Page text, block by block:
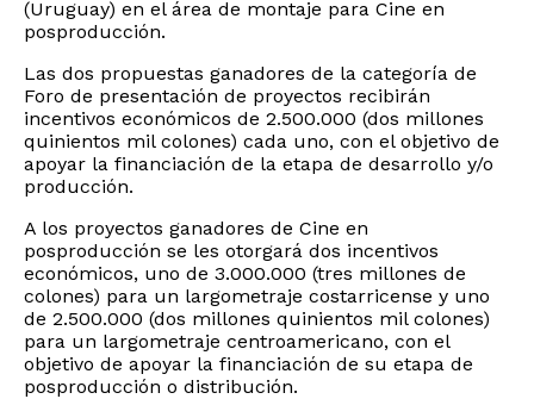
(Uruguay) en el área de montaje para Cine en
posproducción.
Las dos propuestas ganadores de la categoría de
Foro de presentación de proyectos recibirán
incentivos económicos de 2.500.000 (dos millones
quinientos mil colones) cada uno, con el objetivo de
apoyar la financiación de la etapa de desarrollo y/o
producción.
A los proyectos ganadores de Cine en
posproducción se les otorgará dos incentivos
económicos, uno de 3.000.000 (tres millones de
colones) para un largometraje costarricense y uno
de 2.500.000 (dos millones quinientos mil colones)
para un largometraje centroamericano, con el
objetivo de apoyar la financiación de su etapa de
posproducción o distribución.